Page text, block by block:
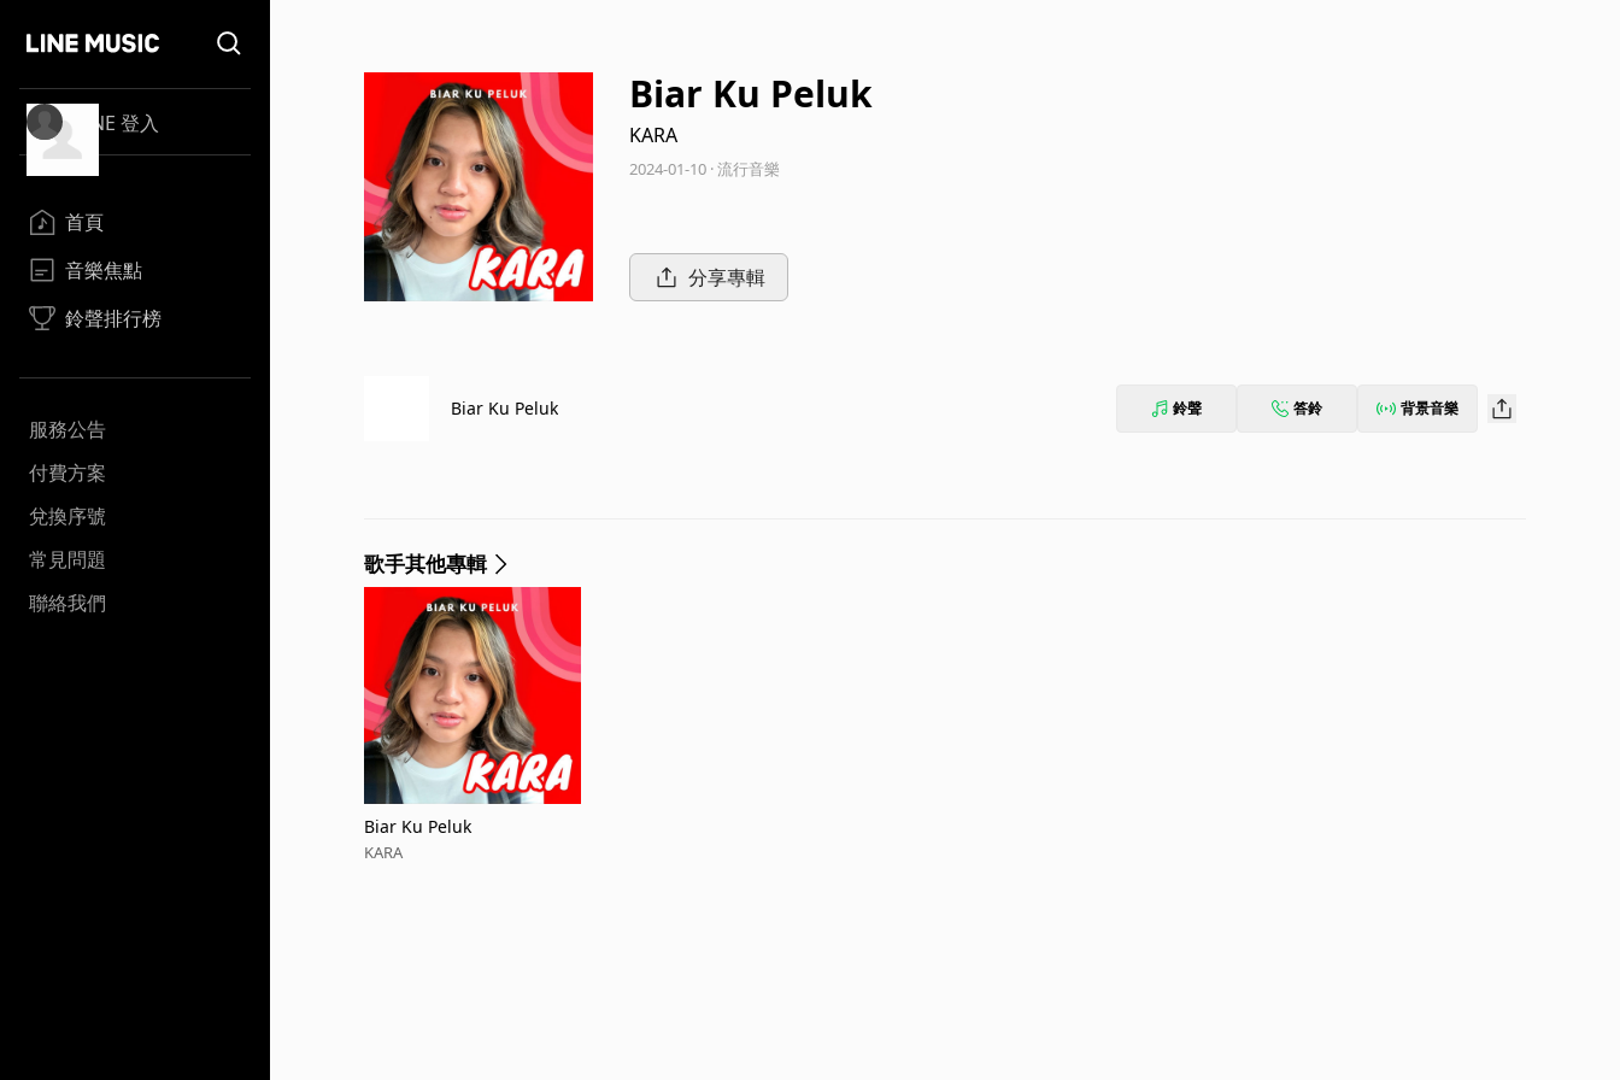
LINE 登入
首頁
音樂焦點
鈴聲排行榜
服務公告
付費方案
兌換序號
常見問題
聯絡我們
Biar Ku Peluk
KARA
2024-01-10 · 流行音樂
分享專輯
Biar Ku Peluk 鈴聲 答鈴 背景音樂
歌手其他專輯
Biar Ku Peluk
KARA